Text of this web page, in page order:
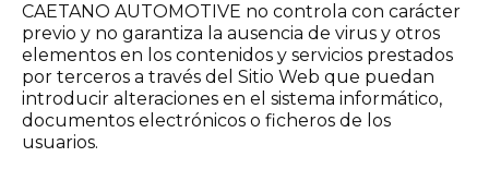
CAETANO AUTOMOTIVE no controla con carácter
previo y no garantiza la ausencia de virus y otros
elementos en los contenidos y servicios prestados
por terceros a través del Sitio Web que puedan
introducir alteraciones en el sistema informático,
documentos electrónicos o ficheros de los
usuarios.